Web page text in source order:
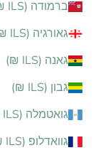
ברמודה (ILS ₪)
גאורגיה (ILS ₪)
גאנה (ILS ₪)
גבון (ILS ₪)
גואטמלה (ILS ₪)
גוואדלופ (ILS ₪)